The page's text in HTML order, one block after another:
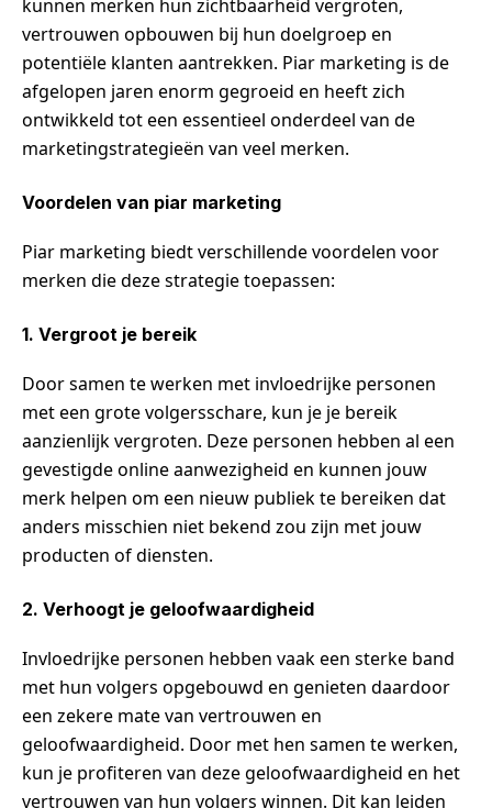
kunnen merken hun zichtbaarheid vergroten,
vertrouwen opbouwen bij hun doelgroep en
potentiële klanten aantrekken. Piar marketing is de
afgelopen jaren enorm gegroeid en heeft zich
ontwikkeld tot een essentieel onderdeel van de
marketingstrategieën van veel merken.
Voordelen van piar marketing
Piar marketing biedt verschillende voordelen voor
merken die deze strategie toepassen:
1. Vergroot je bereik
Door samen te werken met invloedrijke personen
met een grote volgersschare, kun je je bereik
aanzienlijk vergroten. Deze personen hebben al een
gevestigde online aanwezigheid en kunnen jouw
merk helpen om een nieuw publiek te bereiken dat
anders misschien niet bekend zou zijn met jouw
producten of diensten.
2. Verhoogt je geloofwaardigheid
Invloedrijke personen hebben vaak een sterke band
met hun volgers opgebouwd en genieten daardoor
een zekere mate van vertrouwen en
geloofwaardigheid. Door met hen samen te werken,
kun je profiteren van deze geloofwaardigheid en het
vertrouwen van hun volgers winnen. Dit kan leiden